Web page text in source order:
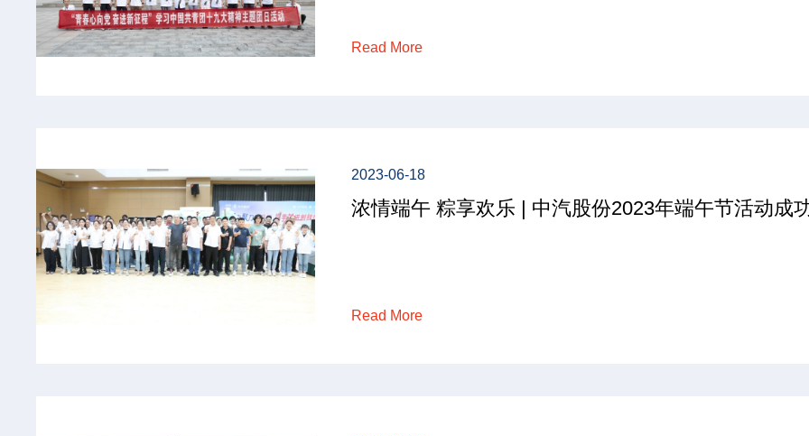
Read More
2023-06-18
浓情端午 粽享欢乐 | 中汽股份2023年端午节活动成
Read More